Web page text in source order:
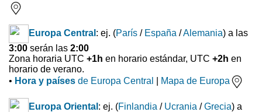
Europa Central : ej. (París / España /Alemania) a las
3:00 serán las 2:00
Zona horaria UTC +1h en horario estándar, UTC +2h en
horario de verano.
• Hora y países de Europa Central Mapa de Europa
Europa Oriental : ej. (Finlandia / Ucrania /Grecia) a